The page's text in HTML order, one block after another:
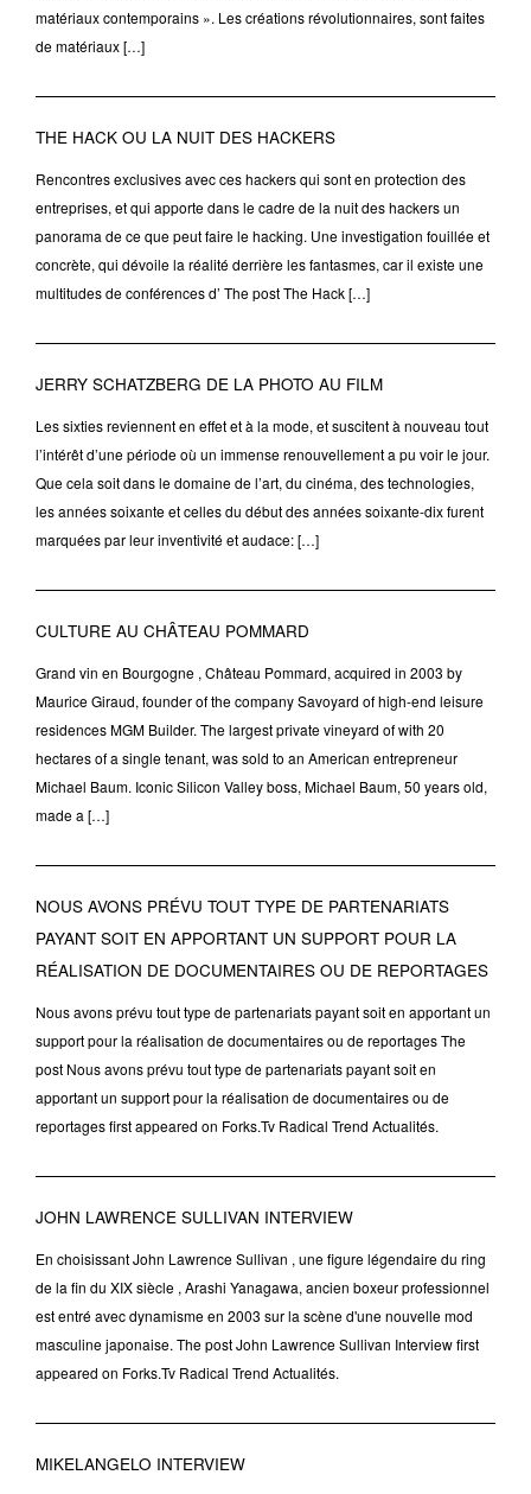
matériaux contemporains ». Les créations révolutionnaires, sont faites
de matériaux […]
THE HACK OU LA NUIT DES HACKERS
Rencontres exclusives avec ces hackers qui sont en protection des
entreprises, et qui apporte dans le cadre de la nuit des hackers un
panorama de ce que peut faire le hacking. Une investigation fouillée et
concrète, qui dévoile la réalité derrière les fantasmes, car il existe une
multitudes de conférences d’ The post The Hack […]
JERRY SCHATZBERG DE LA PHOTO AU FILM
Les sixties reviennent en effet et à la mode, et suscitent à nouveau tout
l’intérêt d’une période où un immense renouvellement a pu voir le jour.
Que cela soit dans le domaine de l’art, du cinéma, des technologies,
les années soixante et celles du début des années soixante-dix furent
marquées par leur inventivité et audace: […]
CULTURE AU CHÂTEAU POMMARD
Grand vin en Bourgogne , Château Pommard, acquired in 2003 by
Maurice Giraud, founder of the company Savoyard of high-end leisure
residences MGM Builder. The largest private vineyard of with 20
hectares of a single tenant, was sold to an American entrepreneur
Michael Baum. Iconic Silicon Valley boss, Michael Baum, 50 years old,
made a […]
NOUS AVONS PRÉVU TOUT TYPE DE PARTENARIATS
PAYANT SOIT EN APPORTANT UN SUPPORT POUR LA
RÉALISATION DE DOCUMENTAIRES OU DE REPORTAGES
Nous avons prévu tout type de partenariats payant soit en apportant un
support pour la réalisation de documentaires ou de reportages The
post Nous avons prévu tout type de partenariats payant soit en
apportant un support pour la réalisation de documentaires ou de
reportages first appeared on Forks.Tv Radical Trend Actualités.
JOHN LAWRENCE SULLIVAN INTERVIEW
En choisissant John Lawrence Sullivan , une figure légendaire du ring
de la fin du XIX siècle , Arashi Yanagawa, ancien boxeur professionnel
est entré avec dynamisme en 2003 sur la scène d'une nouvelle mod
masculine japonaise. The post John Lawrence Sullivan Interview first
appeared on Forks.Tv Radical Trend Actualités.
MIKELANGELO INTERVIEW